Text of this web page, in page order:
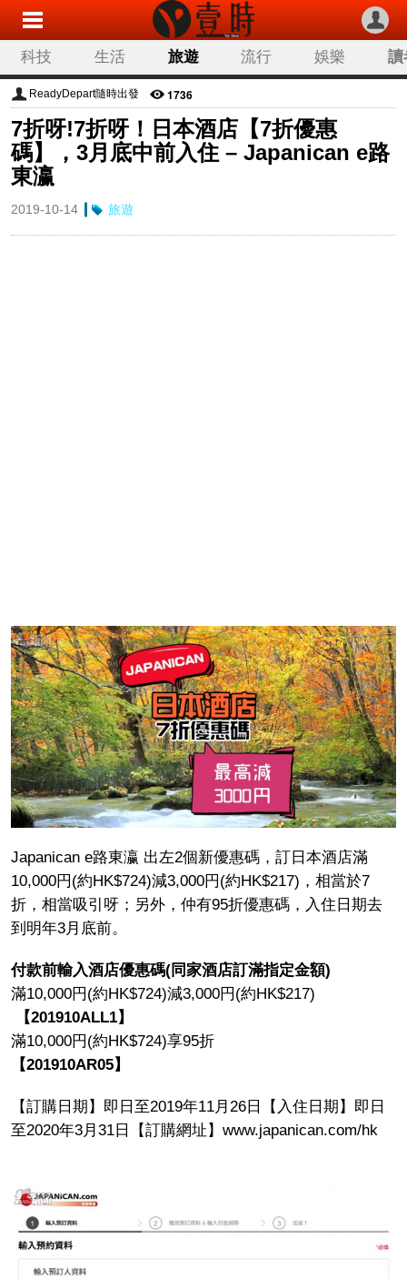
科技 生活 旅遊 流行 娛樂 讀
ReadyDepart隨時出發 1736
7折呀!7折呀！日本酒店【7折優惠
碼】，3月底中前入住 – Japanican e路
東瀛
2019-10-14 旅遊
Japanican e路東瀛 出左2個新優惠碼，訂日本酒店滿
10,000円(約HK$724)減3,000円(約HK$217)，相當於7
折，相當吸引呀；另外，仲有95折優惠碼，入住日期去
到明年3月底前。
付款前輸入酒店優惠碼(同家酒店訂滿指定金額)
滿10,000円(約HK$724)減3,000円(約HK$217)
【201910ALL1】
滿10,000円(約HK$724)享95折
【201910AR05】
【訂購日期】即日至2019年11月26日【入住日期】即日
至2020年3月31日【訂購網址】www.japanican.com/hk